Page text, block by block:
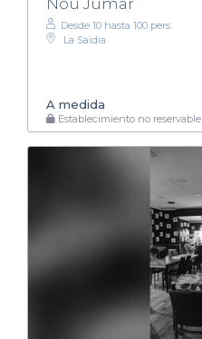
Nou Jumar
Desde 10 hasta 100 pers.
La Saïdia
A medida
Establecimiento no reservable